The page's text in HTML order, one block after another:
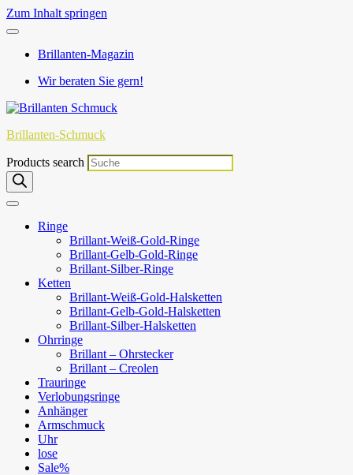
Zum Inhalt springen
Brillanten-Magazin
Wir beraten Sie gern!
Brillanten-Schmuck
Products search
Ringe
Brillant-Weiß-Gold-Ringe
Brillant-Gelb-Gold-Ringe
Brillant-Silber-Ringe
Ketten
Brillant-Weiß-Gold-Halsketten
Brillant-Gelb-Gold-Halsketten
Brillant-Silber-Halsketten
Ohrringe
Brillant – Ohrstecker
Brillant – Creolen
Trauringe
Verlobungsringe
Anhänger
Armschmuck
Uhr
lose
Sale%